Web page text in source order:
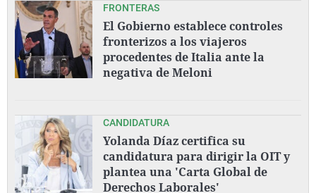
FRONTERAS
El Gobierno establece controles
fronterizos a los viajeros
procedentes de Italia ante la
negativa de Meloni
CANDIDATURA
Yolanda Díaz certifica su
candidatura para dirigir la OIT y
plantea una 'Carta Global de
Derechos Laborales'